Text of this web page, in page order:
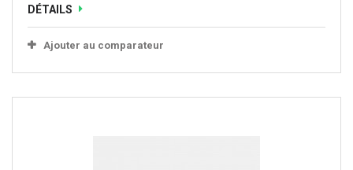
DÉTAILS
Ajouter au comparateur